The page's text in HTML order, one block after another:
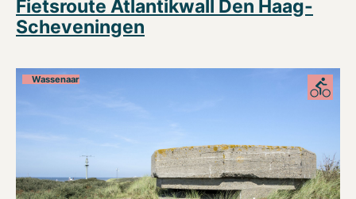
Fietsroute Atlantikwall Den Haag-
Scheveningen
Wassenaar